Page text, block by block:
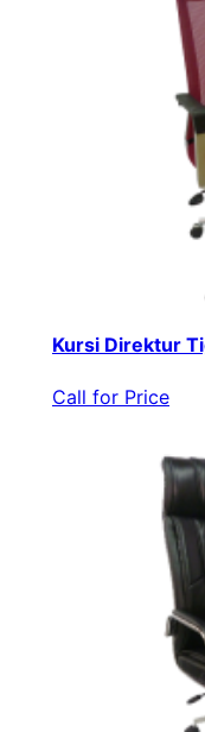
Kursi Direktur
Call for Price